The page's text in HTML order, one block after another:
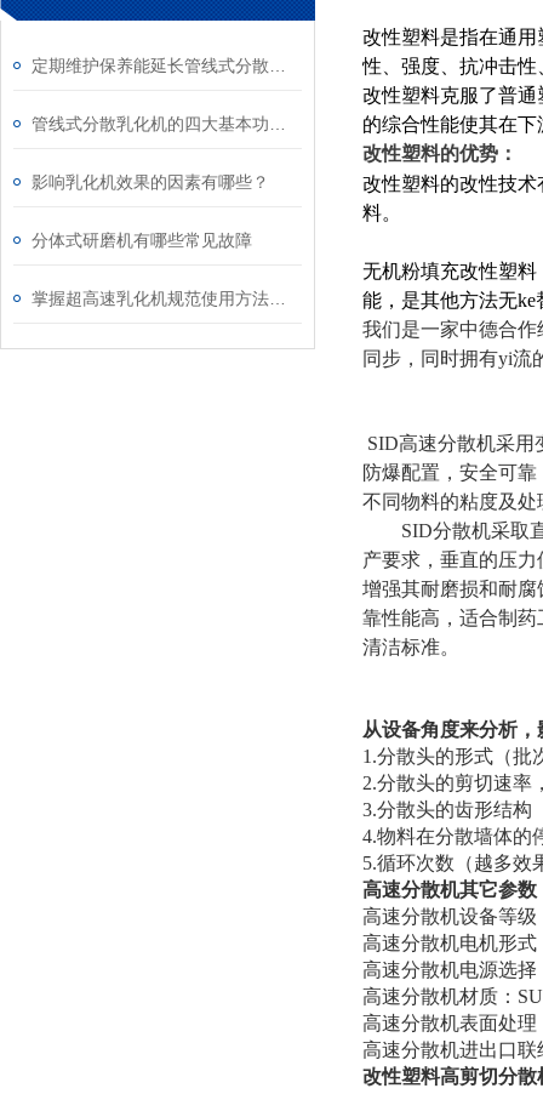
影响乳化机效果的因素有哪些？
分体式研磨机有哪些常见故障
改性塑料是指在通
性、强度、抗冲击
改性塑料克服了普
的综合性能使其在
改性塑料的优势：
改性塑料的改性技
料。
无机粉填充改性塑
能，是其他方法无ke
我们是一家中德合
同步，同时拥有yi流
SID高速分散机采
防爆配置，安全可
不同物料的粘度及
SID分散机采取
产要求，垂直的压
增强其耐磨损和耐
靠性能高，适合制
清洁标准。
从设备角度来分析
1.分散头的形式（批
2.分散头的剪切速率
3.分散头的齿形结构
4.物料在分散墙体的
5.循环次数（越多效
高速分散机其它参数
高速分散机设备等
高速分散机电机形
高速分散机电源选择
高速分散机材质：
高速分散机表面处
高速分散机进出口
改性塑料高剪切分散